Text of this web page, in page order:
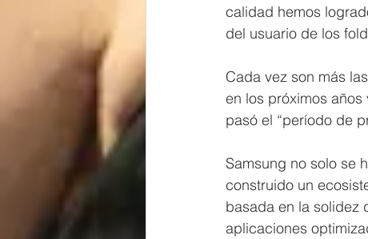
calidad hemos
del usuario de los
Cada vez son más
en los próximos
pasó el “período de
Samsung no solo se
construido un
basada en la solidez
aplicaciones